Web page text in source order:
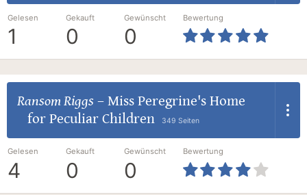
Gelesen
1
Gekauft
0
Gewünscht
0
Bewertung
Ransom Riggs – Miss Peregrine's Home
for Peculiar Children
349 Seiten
Gelesen
4
Gekauft
0
Gewünscht
0
Bewertung